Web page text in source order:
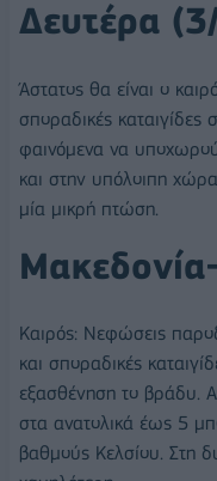
Δευτέρα
Άστατος θα είναι ο
σποραδικές καταιγίδες
φαινόμενα να
και στην υπόλοιπη
μία μικρή πτώση.
Καιρός: Νεφώσεις
και σποραδικές
εξασθένηση το βράδυ.
στα ανατολικά έως 5
βαθμούς Κελσίου. Στη